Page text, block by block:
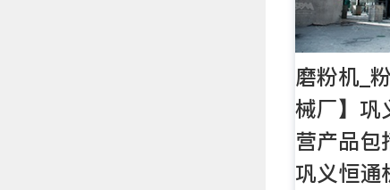
磨粉机_
械厂】巩
营产品包
巩义恒通